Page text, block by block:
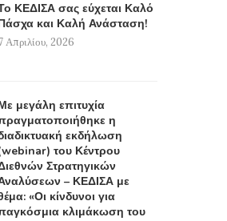
ΚΕΔΙΣΑ σας εύχεται Καλό
και Καλή Ανάσταση!
Απριλίου, 2026
μεγάλη επιτυχία
η
εκδήλωση
του Κέντρου
Στρατηγικών
– ΚΕΔΙΣΑ με
«Οι κίνδυνοι για
κλιμάκωση του